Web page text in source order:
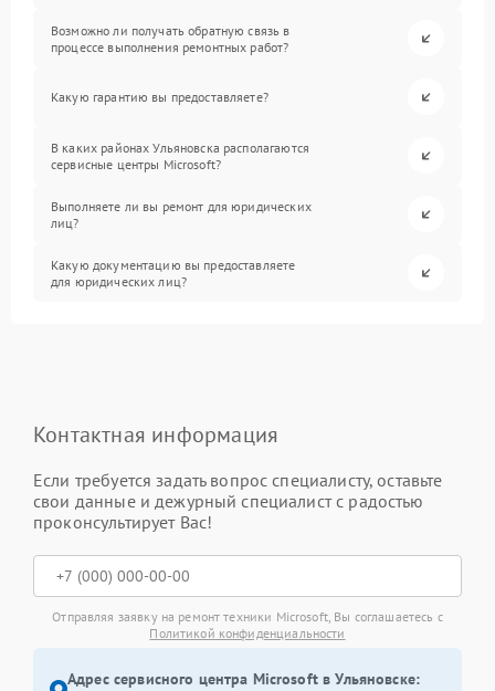
Возможно ли получать обратную связь в
процессе выполнения ремонтных работ?
Какую гарантию вы предоставляете?
В каких районах Ульяновска располагаются
сервисные центры Microsoft?
Выполняете ли вы ремонт для юридических
лиц?
Какую документацию вы предоставляете
для юридических лиц?
Контактная информация
Если требуется задать вопрос специалисту, оставьте
свои данные и дежурный специалист с радостью
проконсультирует Вас!
Отправляя заявку на ремонт техники Microsoft, Вы соглашаетесь с
Политикой конфиденциальности
Адрес сервисного центра Microsoft в Ульяновске: